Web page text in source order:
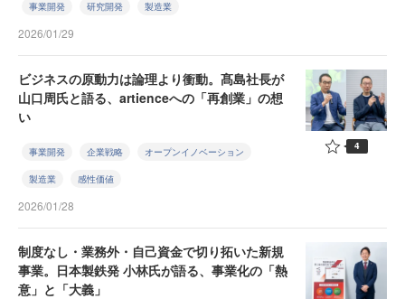
事業開発 研究開発 製造業
2026/01/29
ビジネスの原動力は論理より衝動。髙島社長が
山口周氏と語る、artienceへの「再創業」の想
い
事業開発 企業戦略 オープンイノベーション
製造業 感性価値
2026/01/28
4
制度なし・業務外・自己資金で切り拓いた新規
事業。日本製鉄発 小林氏が語る、事業化の「熱
意」と「大義」